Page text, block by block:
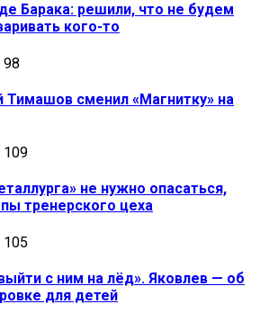
Барака: решили, что не будем
кого-то
98
Тимашов сменил «Магнитку» на
109
не нужно опасаться,
тренерского цеха
105
с ним на лёд». Яковлев — об
для детей